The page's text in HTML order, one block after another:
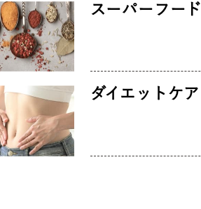
ダイエットケア
スーパーフード